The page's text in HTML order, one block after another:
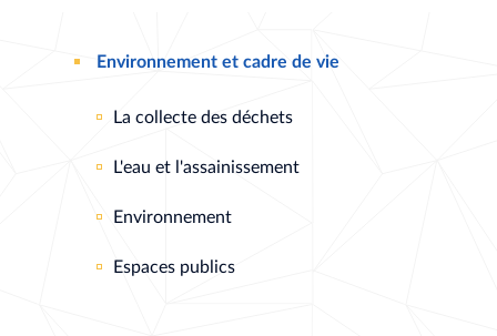
Environnement et cadre de vie
La collecte des déchets
L'eau et l'assainissement
Environnement
Espaces publics